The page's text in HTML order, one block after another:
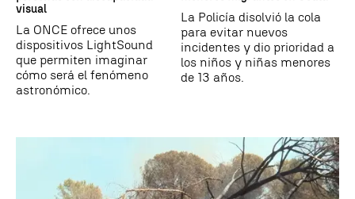
visual
La ONCE ofrece unos
dispositivos LightSound
que permiten imaginar
cómo será el fenómeno
astronómico.
La Policía disolvió la cola
para evitar nuevos
incidentes y dio prioridad a
los niños y niñas menores
de 13 años.